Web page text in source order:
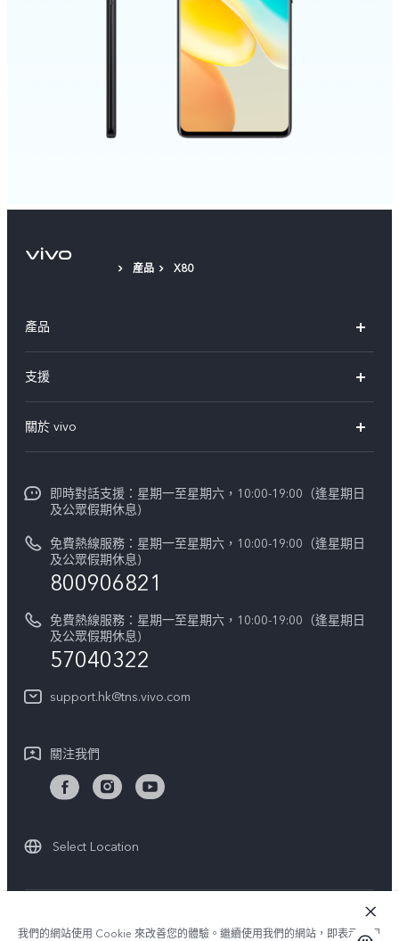
産品 X80
產品
X300
Y21d
支援
服務中心
Funtouch OS
系統升級
零配件價格查詢
IMEI 碼驗證
維修進度
保修條款
客戶服務私隱聲明
關於 vivo
新聞資訊
vivo工作
法律聲明
vivo 私隱中心
即時對話支援：星期一至星期六，10:00-19:00（逢星期日
及公眾假期休息)
免費熱線服務：星期一至星期六，10:00-19:00（逢星期日
及公眾假期休息)
800906821
免費熱線服務：星期一至星期六，10:00-19:00（逢星期日
及公眾假期休息)
57040322
support.hk@tns.vivo.com
關注我們
Select Location
我們的網站使用 Cookie 來改善您的體驗。繼續使用我們的網站，即表示您同